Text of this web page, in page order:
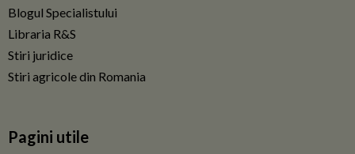
Blogul Specialistului
Libraria R&S
Stiri juridice
Stiri agricole din Romania
Pagini utile